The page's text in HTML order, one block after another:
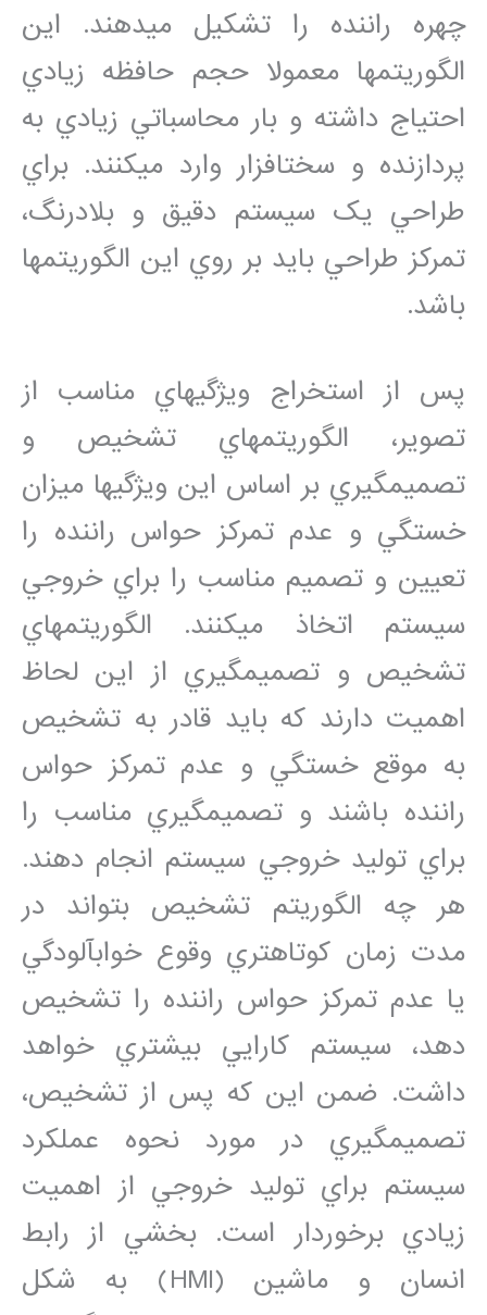
چهره راننده را تشکيل مي‏دهند. اين
الگوريتم‏ها معمولا حجم حافظه زيادي
احتياج داشته و بار محاسباتي زيادي به
پردازنده و سخت‏افزار وارد مي‏کنند. براي
طراحي يک سيستم دقيق و بلادرنگ،
تمرکز طراحي بايد بر روي اين الگوريتم‏ها
باشد.
پس از استخراج ويژگي‏هاي مناسب از
تصوير، الگوريتم‏هاي تشخيص و
تصميم‏گيري بر اساس اين ويژگي‏ها ميزان
خستگي و عدم تمرکز حواس راننده را
تعيين و تصميم مناسب را براي خروجي
سيستم اتخاذ مي‏کنند. الگوريتم‏هاي
تشخيص و تصميم‏گيري از اين لحاظ
اهميت دارند که بايد قادر به تشخيص
به موقع خستگي و عدم تمرکز حواس
راننده باشند و تصميم‏گيري مناسب را
براي توليد خروجي سيستم انجام دهند.
هر چه الگوريتم تشخيص بتواند در
مدت زمان کوتاه‏تري وقوع خواب‏آلودگي
يا عدم تمرکز حواس راننده را تشخيص
دهد، سيستم کارايي بيشتري خواهد
داشت. ضمن اين که پس از تشخيص،
تصميم‏گيري در مورد نحوه عملکرد
سيستم براي توليد خروجي از اهميت
زيادي برخوردار است. بخشي از رابط
انسان و ماشين (HMI) به شکل